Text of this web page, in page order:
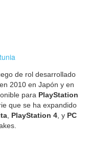
de rol desarrollado
2010 en Japón y en
para PlayStation
que se ha expandido
PlayStation 4 , y PC